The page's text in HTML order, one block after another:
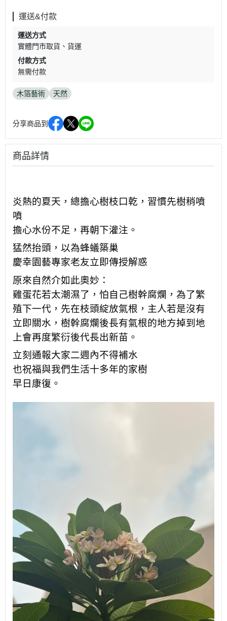
運送&付款
運送方式
實體門市取貨
貨運
付款方式
無需付款
木箔藝術 天然
分享商品到
商品詳情
炎熱的夏天， 總擔心樹枝口乾， 習慣先樹稍噴
噴
擔心水份不足， 再朝下灌注。
猛然抬頭， 以為蜂蟻築巢
慶幸園藝專家老友立即傳授解惑
原來自然介如此奧妙：
雞蛋花若太潮濕了，怕自己樹幹腐爛，為了繁
殖下一代，先在枝頭綻放氣根，主人若是沒有
立即關水，樹幹腐爛後長有氣根的地方掉到地
上會再度繁衍後代長出新苗。
立刻通報大家二週內不得補水
也祝福與我們生活十多年的家樹
早日康復。